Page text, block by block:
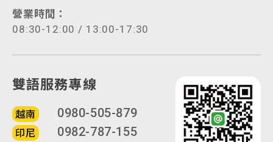
營業時間：
08:30-12:00 / 13:00-17:30
雙語服務專線
越南 0980-505-879
印尼 0982-787-155